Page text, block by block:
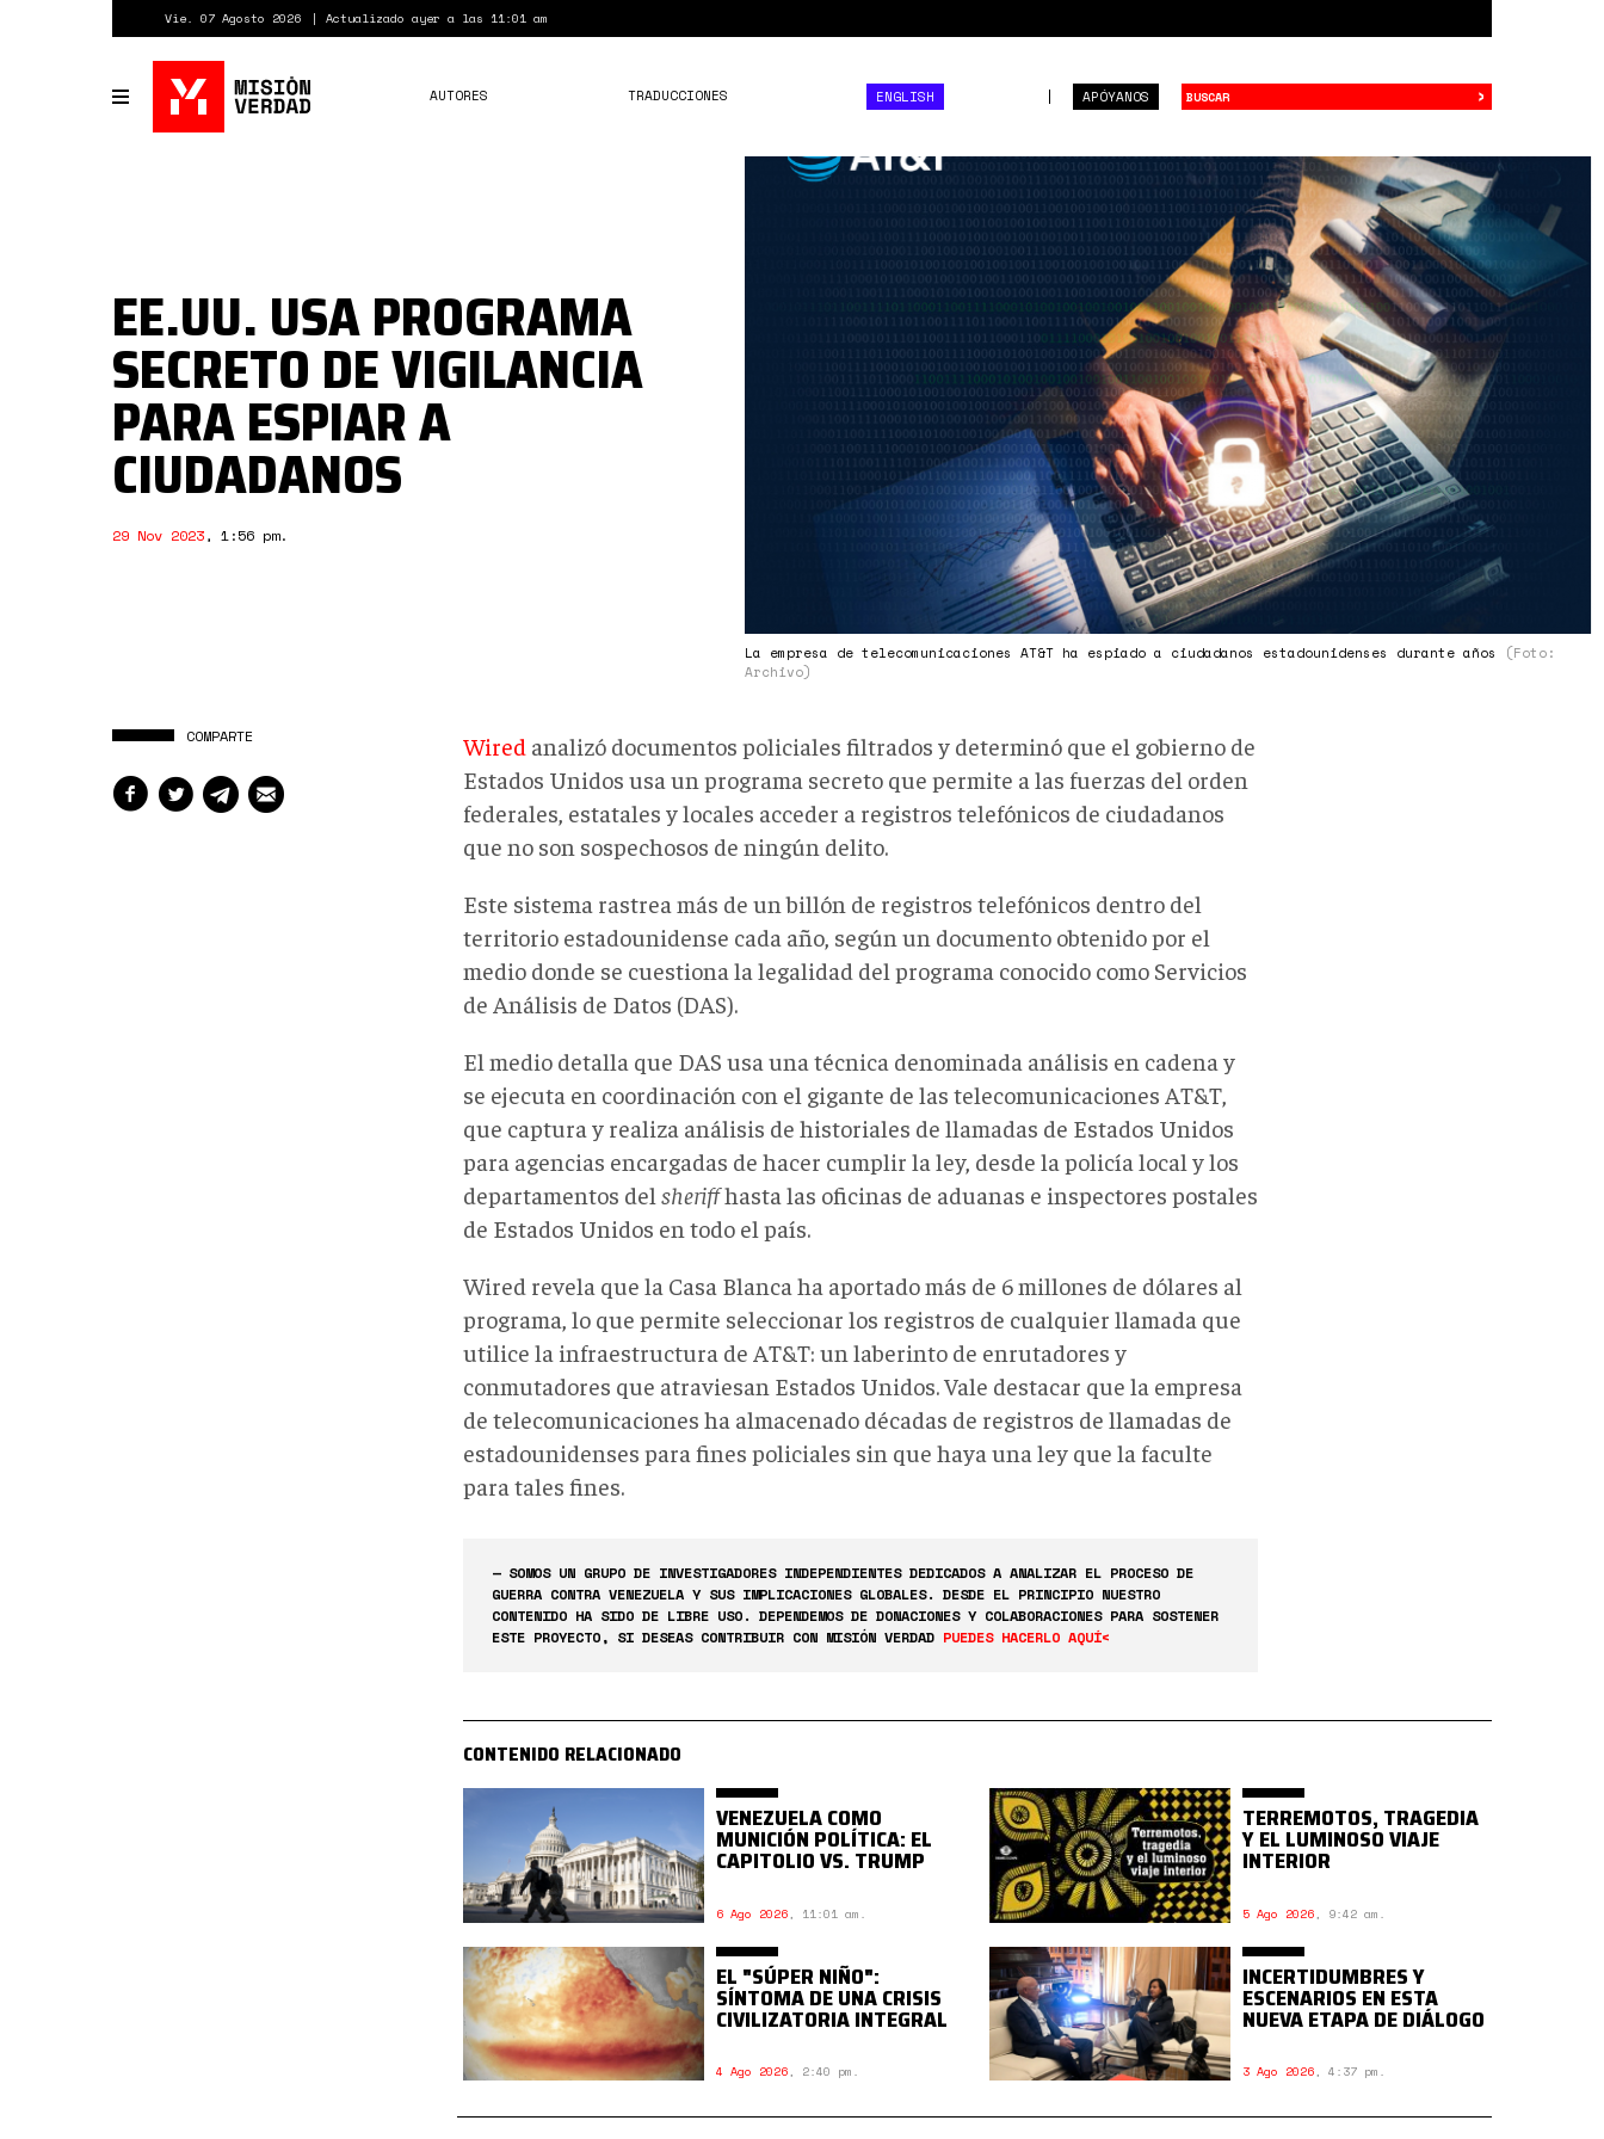
Vie. 07 Agosto 2026 Actualizado ayer a las 11:01 am
Toggle
navigation
APÓYANOS
AUTORES TRADUCCIONES ENGLISH ›
f1e1a0ffd4d783149d7c4ac27f7bb71d527837031.png
La empresa de telecomunicaciones AT&T ha espiado a ciudadanos estadounidenses durante años
(Foto:
Archivo)
EE.UU. USA PROGRAMA
SECRETO DE VIGILANCIA
PARA ESPIAR A
CIUDADANOS
29 Nov 2023, 1:56 pm.
COMPARTE Wired analizó documentos policiales filtrados y determinó que el gobierno de
Estados Unidos usa un programa secreto que permite a las fuerzas del orden
federales, estatales y locales acceder a registros telefónicos de ciudadanos
que no son sospechosos de ningún delito.
Este sistema rastrea más de un billón de registros telefónicos dentro del
territorio estadounidense cada año, según un documento obtenido por el
medio donde se cuestiona la legalidad del programa conocido como Servicios
de Análisis de Datos (DAS).
El medio detalla que DAS usa una técnica denominada análisis en cadena y
se ejecuta en coordinación con el gigante de las telecomunicaciones AT&T,
que captura y realiza análisis de historiales de llamadas de Estados Unidos
para agencias encargadas de hacer cumplir la ley, desde la policía local y los
departamentos del sheriffhasta las oficinas de aduanas e inspectores postales
de Estados Unidos en todo el país.
Wired revela que la Casa Blanca ha aportado más de 6 millones de dólares al
programa, lo que permite seleccionar los registros de cualquier llamada que
utilice la infraestructura de AT&T: un laberinto de enrutadores y
conmutadores que atraviesan Estados Unidos. Vale destacar que la empresa
de telecomunicaciones ha almacenado décadas de registros de llamadas de
estadounidenses para fines policiales sin que haya una ley que la faculte
para tales fines.
— SOMOS UN GRUPO DE INVESTIGADORES INDEPENDIENTES DEDICADOS A ANALIZAR EL PROCESO DE
GUERRA CONTRA VENEZUELA Y SUS IMPLICACIONES GLOBALES. DESDE EL PRINCIPIO NUESTRO
CONTENIDO HA SIDO DE LIBRE USO. DEPENDEMOS DE DONACIONES Y COLABORACIONES PARA SOSTENER
ESTE PROYECTO, SI DESEAS CONTRIBUIR CON MISIÓN VERDAD PUEDES HACERLO AQUÍ<
CONTENIDO RELACIONADO
VENEZUELA COMO
MUNICIÓN POLÍTICA: EL
CAPITOLIO VS. TRUMP
6 Ago 2026, 11:01 am.
TERREMOTOS, TRAGEDIA
Y EL LUMINOSO VIAJE
INTERIOR
5 Ago 2026, 9:42 am.
EL "SÚPER NIÑO":
SÍNTOMA DE UNA CRISIS
CIVILIZATORIA INTEGRAL
4 Ago 2026, 2:40 pm.
INCERTIDUMBRES Y
ESCENARIOS EN ESTA
NUEVA ETAPA DE DIÁLOGO
3 Ago 2026,4:37 pm.